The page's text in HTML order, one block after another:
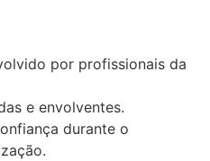
por profissionais da
e envolventes.
durante o